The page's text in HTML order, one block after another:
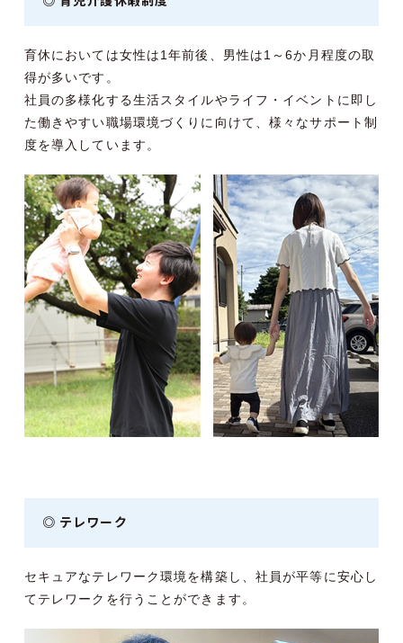
育休においては女性は1年前後、男性は1～6か月程度の取
得が多いです。
社員の多様化する生活スタイルやライフ・イベントに即し
た働きやすい職場環境づくりに向けて、様々なサポート制
度を導入しています。
◎ テレワーク
セキュアなテレワーク環境を構築し、社員が平等に安心し
てテレワークを行うことができます。